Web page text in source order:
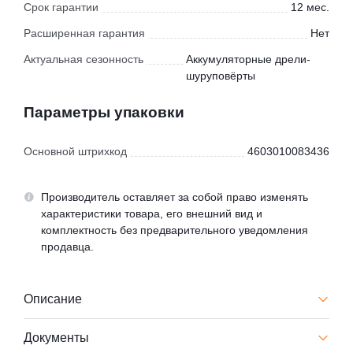
Срок гарантии 12 мес.
Расширенная гарантия Нет
Актуальная сезонность
Аккумуляторные дрели-
шуруповёрты
Параметры упаковки
Основной штрихкод 4603010083436
Производитель оставляет за собой право изменять
характеристики товара, его внешний вид и
комплектность без предварительного уведомления
продавца.
Описание
Документы